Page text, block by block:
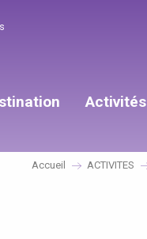
Activités
Accueil ACTIVITES